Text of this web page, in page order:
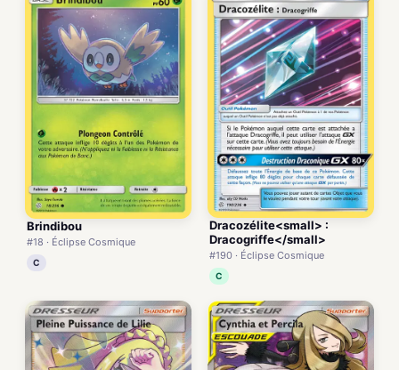
Brindibou
#18 · Éclipse Cosmique
C
Dracozélite<small> :
Dracogriffe</small>
#190 · Éclipse Cosmique
C